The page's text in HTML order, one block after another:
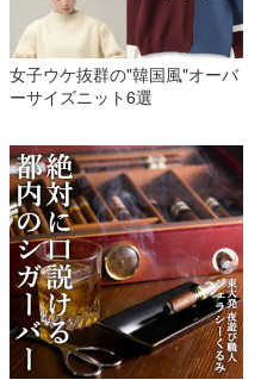
女子ウケ抜群の"韓国風"オーバ
ーサイズニット6選